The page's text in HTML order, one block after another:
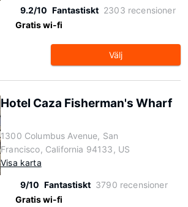
9.2/10 Fantastiskt 2303 recensioner
Gratis wi-fi
Välj
Hotel Caza Fisherman's Wharf
1300 Columbus Avenue, San
Francisco, California 94133, US
Visa karta
9/10 Fantastiskt 3790 recensioner
Gratis wi-fi